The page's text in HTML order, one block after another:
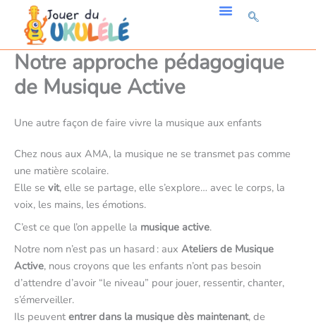
contenu
Notre approche pédagogique
de Musique Active
Une autre façon de faire vivre la musique aux enfants
Chez nous aux AMA, la musique ne se transmet pas comme
une matière scolaire.
Elle se vit, elle se partage, elle s’explore… avec le corps, la
voix, les mains, les émotions.
C’est ce que l’on appelle la musique active.
Notre nom n’est pas un hasard : aux Ateliers de Musique
Active, nous croyons que les enfants n’ont pas besoin
d’attendre d’avoir “le niveau” pour jouer, ressentir, chanter,
s’émerveiller.
Ils peuvent entrer dans la musique dès maintenant, de